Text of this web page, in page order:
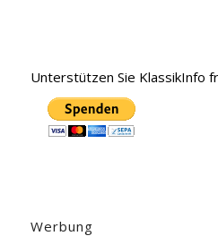
Unterstützen Sie KlassikInfo
Werbung